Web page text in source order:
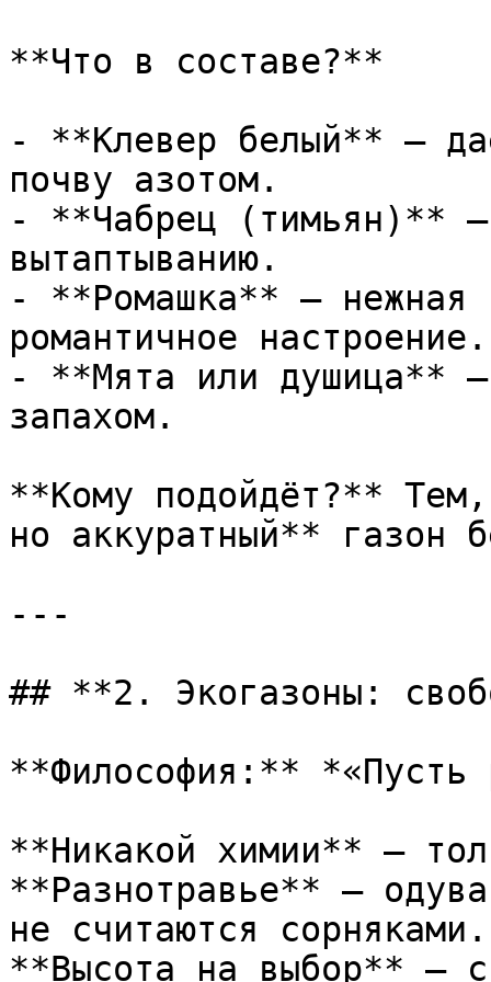
**Что в составе?**
- **Клевер белый** —
почву азотом.
- **Чабрец (тимьян)**
вытаптыванию.
- **Ромашка** — нежная
романтичное настроение.
- **Мята или душица** —
запахом.
**Кому подойдёт?**
но аккуратный** газон
---
## **2. Экогазоны:
**Философия:**
**Никакой химии** —
**Разнотравье** —
не считаются
**Высота на выбор** —